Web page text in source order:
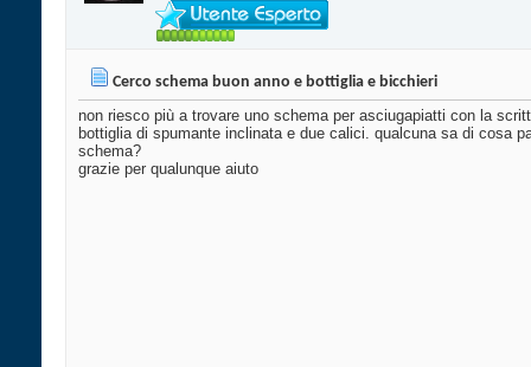
Cerco schema buon anno e bottiglia e bicchieri
non riesco più a trovare uno schema per asciugapiatti con la
bottiglia di spumante inclinata e due calici. qualcuna sa di cosa
schema?
grazie per qualunque aiuto